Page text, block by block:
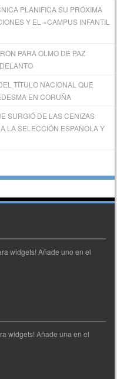
PLANIFICA SU PRÓXIMA
Y EL «CAMPUS INFANTIL
PARA OLMO DE PAZ
TÍTULO NACIONAL QUE
EN CORUÑA
SURGIÓ DE LAS CENIZAS
LA SELECCIÓN ESPAÑOLA Y
widgets! Añade uno en el
widgets! Añade una en el